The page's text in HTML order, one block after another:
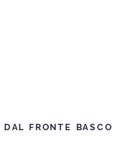
FRONTE BASCO